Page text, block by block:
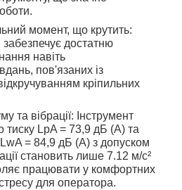
момент, що крутить:
достатню
навіть
пов'язаних із
кріпильних
та вібрації: Інструмент
тиску LpA = 73,9 дБ (А) та
LwA = 84,9 дБ (А) з допуском
становить лише 7.12 м/с²
працювати у комфортних
для оператора.